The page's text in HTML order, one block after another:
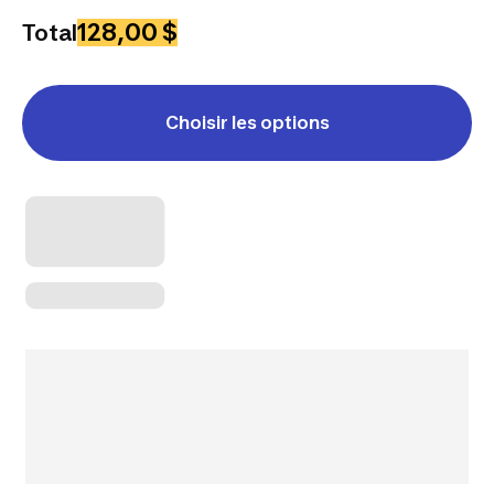
Total128,00 $
Choisir les options